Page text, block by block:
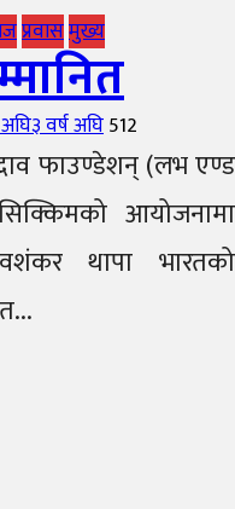
प्रवासमुख्य
३ वर्ष अघि512
फाउण्डेशन् (लभ एण्ड
आयोजनामा
थापा भारतको